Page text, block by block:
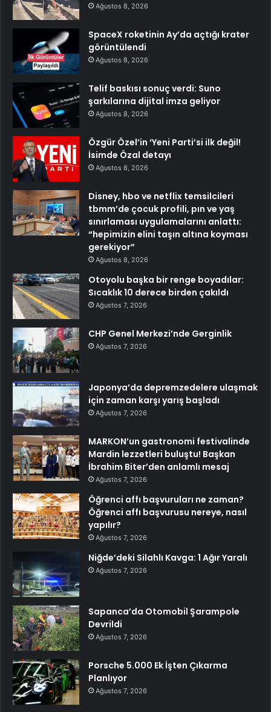
Ağustos 8, 2026
SpaceX roketinin Ay’da açtığı krater
görüntülendi
Ağustos 8, 2026
Telif baskısı sonuç verdi: Suno
şarkılarına dijital imza geliyor
Ağustos 8, 2026
Özgür Özel’in ‘Yeni Parti’si ilk değil!
İsimde Özal detayı
Ağustos 8, 2026
Disney, hbo ve netflix temsilcileri
tbmm’de çocuk profili, pın ve yaş
sınırlaması uygulamalarını anlattı:
“hepimizin elini taşın altına koyması
gerekiyor”
Ağustos 8, 2026
Otoyolu başka bir renge boyadılar:
Sıcaklık 10 derece birden çakıldı
Ağustos 7, 2026
CHP Genel Merkezi’nde Gerginlik
Ağustos 7, 2026
Japonya’da depremzedelere ulaşmak
için zaman karşı yarış başladı
Ağustos 7, 2026
MARKON’un gastronomi festivalinde
Mardin lezzetleri buluştu! Başkan
İbrahim Biter’den anlamlı mesaj
Ağustos 7, 2026
Öğrenci affı başvuruları ne zaman?
Öğrenci affı başvurusu nereye, nasıl
yapılır?
Ağustos 7, 2026
Niğde’deki Silahlı Kavga: 1 Ağır Yaralı
Ağustos 7, 2026
Sapanca’da Otomobil Şarampole
Devrildi
Ağustos 7, 2026
Porsche 5.000 Ek İşten Çıkarma
Planlıyor
Ağustos 7, 2026